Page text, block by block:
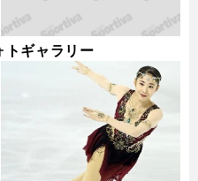
トギャラリー